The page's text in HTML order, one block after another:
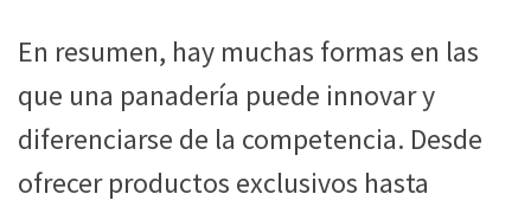
En resumen, hay muchas formas en las
que una panadería puede innovar y
diferenciarse de la competencia. Desde
ofrecer productos exclusivos hasta